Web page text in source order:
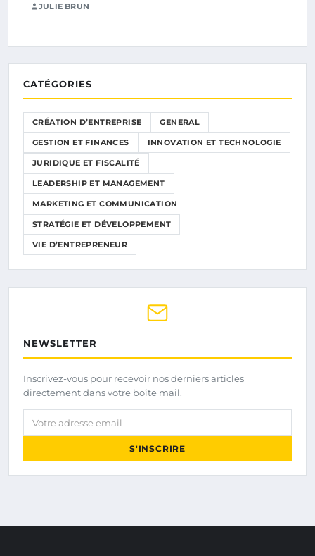
JULIE BRUN
CATÉGORIES
CRÉATION D’ENTREPRISE GENERAL
GESTION ET FINANCES INNOVATION ET TECHNOLOGIE
JURIDIQUE ET FISCALITÉ
LEADERSHIP ET MANAGEMENT
MARKETING ET COMMUNICATION
STRATÉGIE ET DÉVELOPPEMENT
VIE D’ENTREPRENEUR
NEWSLETTER
Inscrivez-vous pour recevoir nos derniers articles
directement dans votre boîte mail.
Votre adresse email
S'INSCRIRE